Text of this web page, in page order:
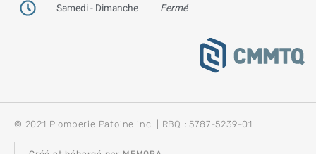
Samedi - Dimanche
Fermé
© 2021 Plomberie Patoine inc. | RBQ : 5787-5239-01